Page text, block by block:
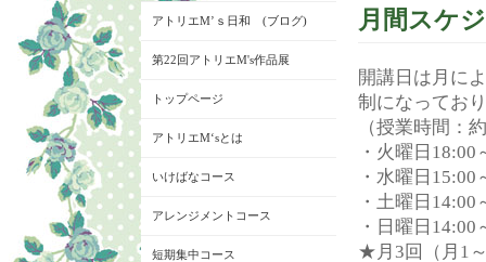
月間スケ
開講日は月に
制になってお
（授業時間：
・火曜日18:00
・水曜日15:00
・土曜日14:00
・日曜日14:00
★月3回（月1
アトリエM’ｓ日和 (ブログ)
第22回アトリエM's作品展
トップページ
アトリエM‘sとは
いけばなコース
アレンジメントコース
短期集中コース